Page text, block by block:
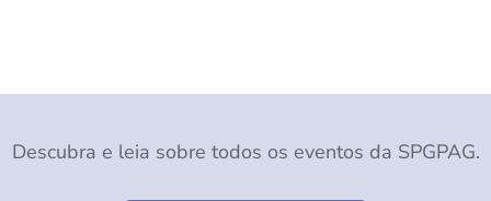
Descubra e leia sobre todos os eventos da SPGPAG.